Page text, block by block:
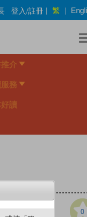
登入/註冊 | 繁 |
介
務
讀
0